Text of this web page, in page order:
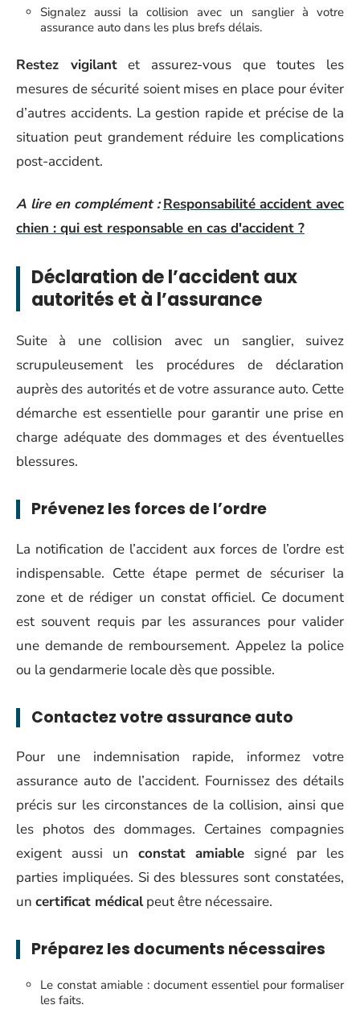
Signalez aussi la collision avec un sanglier à votre
assurance auto dans les plus brefs délais.
Restez vigilantet assurez-vous que toutes les
mesures de sécurité soient mises en place pour éviter
d’autres accidents. La gestion rapide et précise de la
situation peut grandement réduire les complications
post-accident.
A lire en complément : Responsabilité accident avec
chien : qui est responsable en cas d'accident ?
Déclaration de l’accident aux
autorités et à l’assurance
Suite à une collision avec un sanglier, suivez
scrupuleusement les procédures de déclaration
auprès des autorités et de votre assurance auto. Cette
démarche est essentielle pour garantir une prise en
charge adéquate des dommages et des éventuelles
blessures.
Prévenez les forces de l’ordre
La notification de l’accident aux forces de l’ordre est
indispensable. Cette étape permet de sécuriser la
zone et de rédiger un constat officiel. Ce document
est souvent requis par les assurances pour valider
une demande de remboursement. Appelez la police
ou la gendarmerie locale dès que possible.
Contactez votre assurance auto
Pour une indemnisation rapide, informez votre
assurance auto de l’accident. Fournissez des détails
précis sur les circonstances de la collision, ainsi que
les photos des dommages. Certaines compagnies
exigent aussi un constat amiable signé par les
parties impliquées. Si des blessures sont constatées,
un certificat médicalpeut être nécessaire.
Préparez les documents nécessaires
Le constat amiable : document essentiel pour formaliser
les faits.